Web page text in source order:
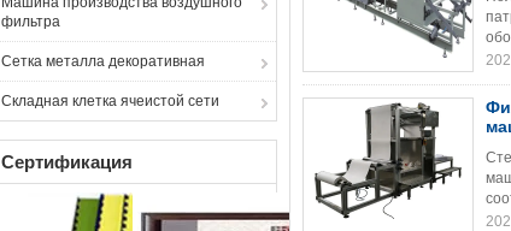
фильтра
Сетка металла декоративная
Складная клетка ячеистой сети
Сертификация